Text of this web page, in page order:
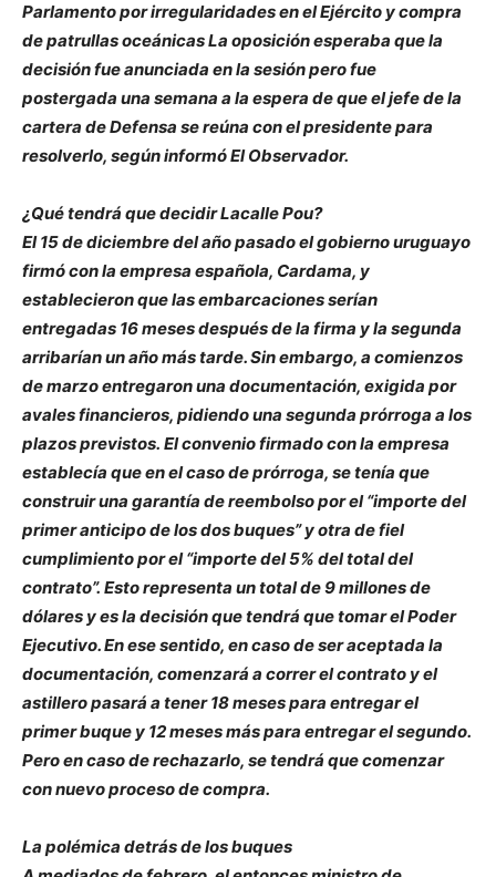
Parlamento por irregularidades en el Ejército y compra
de patrullas oceánicas La oposición esperaba que la
decisión fue anunciada en la sesión pero fue
postergada una semana a la espera de que el jefe de la
cartera de Defensa se reúna con el presidente para
resolverlo, según informó El Observador.
¿Qué tendrá que decidir Lacalle Pou?
El 15 de diciembre del año pasado el gobierno uruguayo
firmó con la empresa española, Cardama, y
establecieron que las embarcaciones serían
entregadas 16 meses después de la firma y la segunda
arribarían un año más tarde. Sin embargo, a comienzos
de marzo entregaron una documentación, exigida por
avales financieros, pidiendo una segunda prórroga a los
plazos previstos. El convenio firmado con la empresa
establecía que en el caso de prórroga, se tenía que
construir una garantía de reembolso por el “importe del
primer anticipo de los dos buques” y otra de fiel
cumplimiento por el “importe del 5% del total del
contrato”. Esto representa un total de 9 millones de
dólares y es la decisión que tendrá que tomar el Poder
Ejecutivo. En ese sentido, en caso de ser aceptada la
documentación, comenzará a correr el contrato y el
astillero pasará a tener 18 meses para entregar el
primer buque y 12 meses más para entregar el segundo.
Pero en caso de rechazarlo, se tendrá que comenzar
con nuevo proceso de compra.
La polémica detrás de los buques